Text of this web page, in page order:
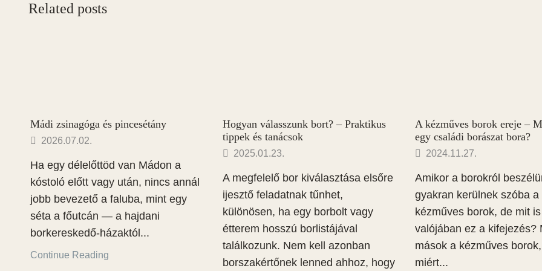
Related posts
Mádi zsinagóga és pincesétány
2026.07.02.
Ha egy délelőttöd van Mádon a
kóstoló előtt vagy után, nincs annál
jobb bevezető a faluba, mint egy
séta a főutcán — a hajdani
borkereskedő-házaktól...
Continue Reading
Hogyan válasszunk bort? – Praktikus
tippek és tanácsok
2025.01.23.
A megfelelő bor kiválasztása elsőre
ijesztő feladatnak tűnhet,
különösen, ha egy borbolt vagy
étterem hosszú borlistájával
találkozunk. Nem kell azonban
borszakértőnek lenned ahhoz, hogy
A kézműves borok ereje –
egy családi borászat bora?
2024.11.27.
Amikor a borokról
gyakran kerülnek szóba a
kézműves borok, de mit
valójában ez a kifejezés?
mások a kézműves
miért...